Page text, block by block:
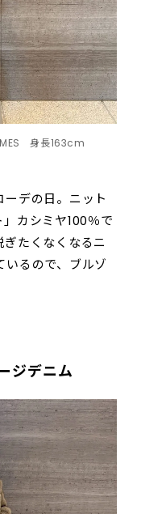
身長163cm
デの日。ニット
」カシミヤ100％で
たくなくなるニ
いるので、ブルゾ
ジデニム